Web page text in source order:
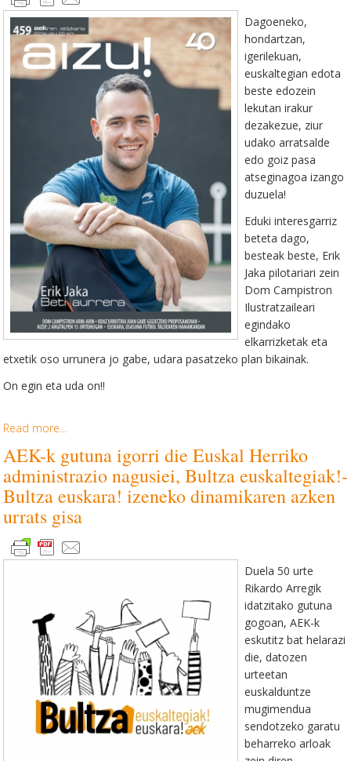
Dagoeneko,
hondartzan,
igerilekuan,
euskaltegian edota
beste edozein
lekutan irakur
dezakezue, ziur
udako arratsalde
edo goiz pasa
atseginagoa izango
duzuela!
Eduki interesgarriz
beteta dago,
besteak beste, Erik
Jaka pilotariari zein
Dom Campistron
Ilustratzaileari
egindako
elkarrizketak eta
etxetik oso urrunera jo gabe, udara pasatzeko plan bikainak.
On egin eta uda on!!
Read more...
AEK-k gutuna igorri die Euskal Herriko
administrazio nagusiei, Bultza euskaltegiak!-
Bultza euskara! izeneko dinamikaren azken
urrats gisa
Duela 50 urte
Rikardo Arregik
idatzitako gutuna
gogoan, AEK-k
eskutitz bat helarazi
die, datozen
urteetan
euskalduntze
mugimendua
sendotzeko garatu
beharreko arloak